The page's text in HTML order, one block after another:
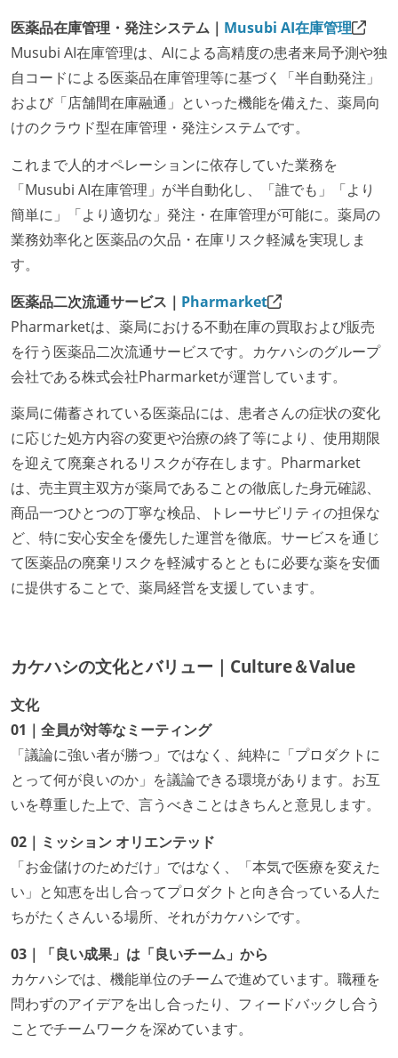
医薬品在庫管理・発注システム｜ Musubi AI在庫管理
Musubi AI在庫管理は、AIによる高精度の患者来局予測や独
自コードによる医薬品在庫管理等に基づく「半自動発注」
および「店舗間在庫融通」といった機能を備えた、薬局向
けのクラウド型在庫管理・発注システムです。
これまで人的オペレーションに依存していた業務を
「Musubi AI在庫管理」が半自動化し、「誰でも」「より
簡単に」「より適切な」発注・在庫管理が可能に。薬局の
業務効率化と医薬品の欠品・在庫リスク軽減を実現しま
す。
医薬品二次流通サービス｜ Pharmarket
Pharmarketは、薬局における不動在庫の買取および販売
を行う医薬品二次流通サービスです。カケハシのグループ
会社である株式会社Pharmarketが運営しています。
薬局に備蓄されている医薬品には、患者さんの症状の変化
に応じた処方内容の変更や治療の終了等により、使用期限
を迎えて廃棄されるリスクが存在します。Pharmarket
は、売主買主双方が薬局であることの徹底した身元確認、
商品一つひとつの丁寧な検品、トレーサビリティの担保な
ど、特に安心安全を優先した運営を徹底。サービスを通じ
て医薬品の廃棄リスクを軽減するとともに必要な薬を安価
に提供することで、薬局経営を支援しています。
カケハシの文化とバリュー｜Culture＆Value
文化
01｜全員が対等なミーティング
「議論に強い者が勝つ」ではなく、純粋に「プロダクトに
とって何が良いのか」を議論できる環境があります。お互
いを尊重した上で、言うべきことはきちんと意見します。
02｜ミッション オリエンテッド
「お金儲けのためだけ」ではなく、「本気で医療を変えた
い」と知恵を出し合ってプロダクトと向き合っている人た
ちがたくさんいる場所、それがカケハシです。
03｜「良い成果」は「良いチーム」から
カケハシでは、機能単位のチームで進めています。職種を
問わずのアイデアを出し合ったり、フィードバックし合う
ことでチームワークを深めています。